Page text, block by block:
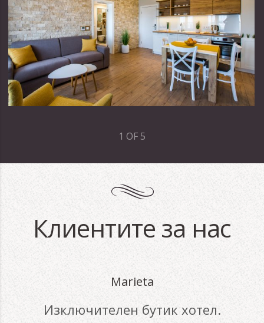
1 OF 5
Клиентите за нас
Изключителен бутик хотел.
Marieta